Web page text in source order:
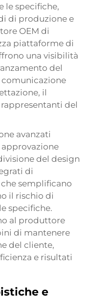
le specifiche,
di produzione e
OEM di
piattaforme di
una visibilità
del
il
del
avanzati
del design
di
semplificano
il rischio di
specifiche.
al produttore
di mantenere
del cliente,
e risultati
e